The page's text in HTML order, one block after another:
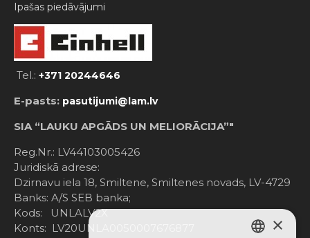
Ipašas piedāvājumi
Tel.: +371 20244646
E-pasts: pasutijumi@lam.lv
SIA “LAUKU APGĀDS UN MELIORĀCIJA”"
Reg.Nr.: LV44103005426
Juridiskā adrese:
Dzirnavu iela 18, Smiltene, Smiltenes novads, LV-4729
Banks: A/S SEB banka;
Kods: UNLALV2X
Konts: LV20UNLA0050007676877
×